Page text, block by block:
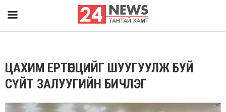
ЦАХИМ ЕРТӨНЦИЙГ ШУУГУУЛЖ БУЙ
СҮЙТ ЗАЛУУГИЙН БИЧЛЭГ